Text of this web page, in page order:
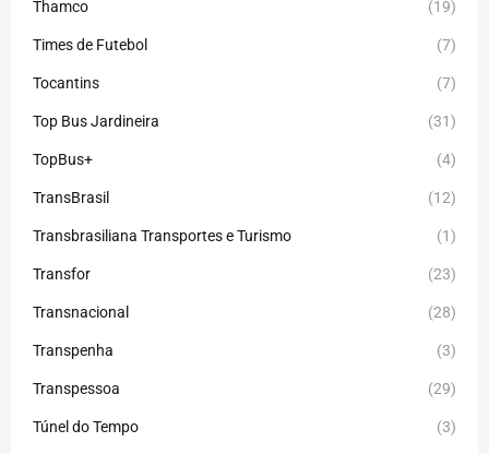
Thamco (19)
Times de Futebol (7)
Tocantins (7)
Top Bus Jardineira (31)
TopBus+ (4)
TransBrasil (12)
Transbrasiliana Transportes e Turismo (1)
Transfor (23)
Transnacional (28)
Transpenha (3)
Transpessoa (29)
Túnel do Tempo (3)